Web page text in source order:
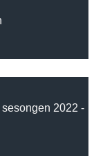
2022 -